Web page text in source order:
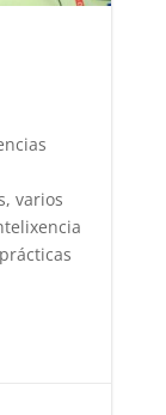
varios